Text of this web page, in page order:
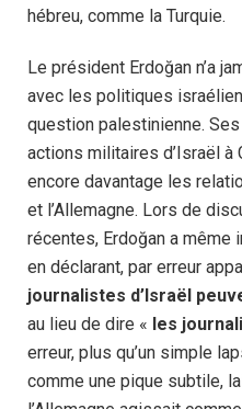
hébreu, comme la Turquie.
Le président Erdoğan n’a
avec les politiques
question palestinienne.
actions militaires d’Israël à
encore davantage les
et l’Allemagne. Lors de
récentes, Erdoğan a même
en déclarant, par erreur
journalistes d’Israël
au lieu de dire « les
erreur, plus qu’un simple
comme une pique subtile,